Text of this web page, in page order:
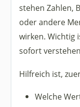
stehen Zahlen,
oder andere
wirken. Wichtig
sofort
Hilfreich ist,
Welche